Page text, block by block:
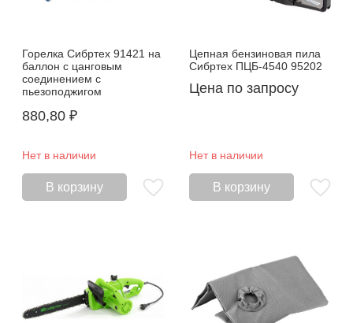
Горелка Сибртех 91421 на
баллон с цанговым
соединением с
пьезоподжигом
880,80 ₽
Нет в наличии
В корзину
Цепная бензиновая пила
Сибртех ПЦБ-4540 95202
Цена по запросу
Нет в наличии
В корзину